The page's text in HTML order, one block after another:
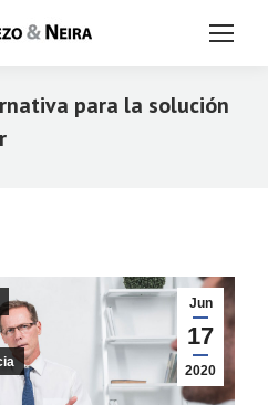
para la solución
Jun
17
2020